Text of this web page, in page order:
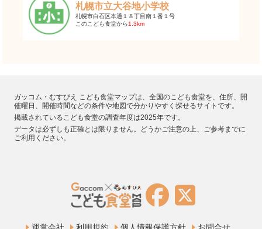
札幌市立大谷地小学校
札幌市白石区本通１８丁目南１番１号
このこども食堂から1.3km
ガッコム・むすびえ こども食堂マップは、全国のこども食堂を、住所、開
催曜日、開催時間などの条件や地図で分かりやすく探せるサイトです。
掲載されているこども食堂の調査年度は2025年です。
データは必ずしも正確とは限りません。どうかご注意の上、ご参考までに
ご利用ください。
運営会社 利用規約 個人情報保護方針 お問合せ